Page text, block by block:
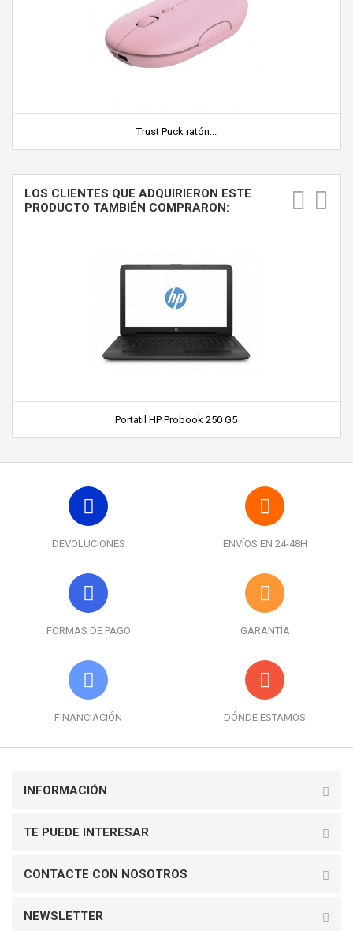
Trust Puck ratón...
LOS CLIENTES QUE ADQUIRIERON ESTE
PRODUCTO TAMBIÉN COMPRARON:
Portatil HP Probook 250 G5
DEVOLUCIONES ENVÍOS EN 24-48H
FORMAS DE PAGO GARANTÍA
FINANCIACIÓN DÓNDE ESTAMOS
INFORMACIÓN
TE PUEDE INTERESAR
CONTACTE CON NOSOTROS
NEWSLETTER